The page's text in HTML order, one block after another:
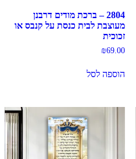
2804 – ברכת מודים דרבנן
מעוצבת לבית כנסת על קנבס או
זכוכית
₪69.00
הוספה לסל